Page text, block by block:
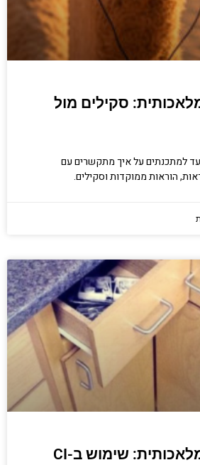
סקילים מול
למתכנתים על איך מתקשרים עם
הוראות ממוקדות וסקילים.
תשתית בינה מלאכותית: שימוש ב-CI